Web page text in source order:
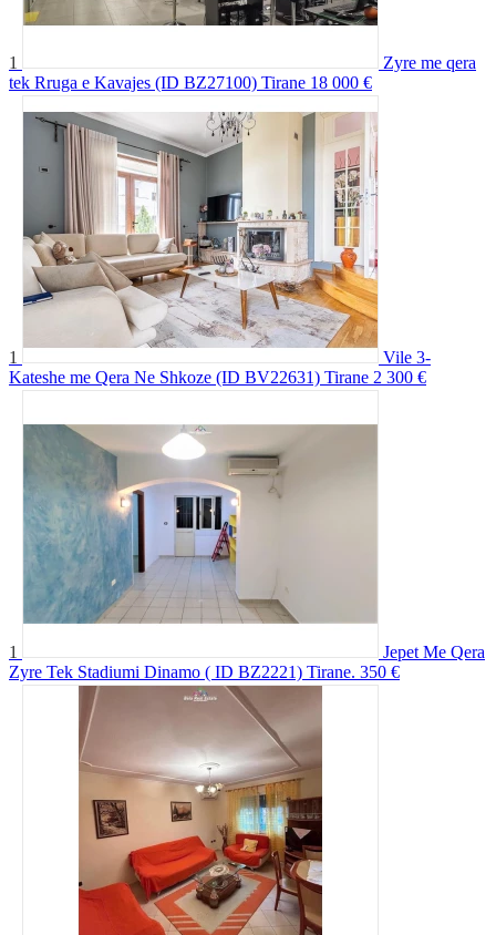
1
Zyre me qera
tek Rruga e Kavajes (ID BZ27100) Tirane 18 000 €
1
Vile 3-
Kateshe me Qera Ne Shkoze (ID BV22631) Tirane 2 300 €
1
Jepet Me Qera
Zyre Tek Stadiumi Dinamo ( ID BZ2221) Tirane. 350 €